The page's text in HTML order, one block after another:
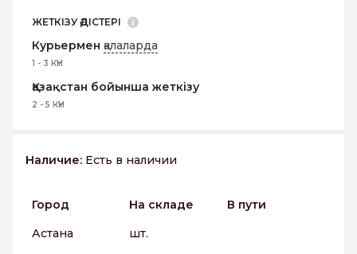
ЖЕТКІЗУ ӘДІСТЕРІ
Курьермен қалаларда
1 - 3 КҮН
Қазақстан бойынша жеткізу
2 - 5 КҮН
Наличие: Есть в наличии
Город На складе
В пути
Астана
шт.